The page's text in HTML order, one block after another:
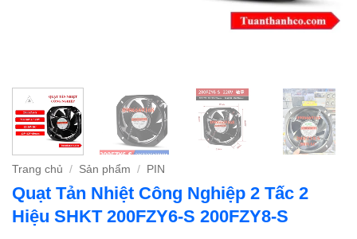
Trang chủ / Sản phẩm / PIN
Quạt Tản Nhiệt Công Nghiệp 2 Tấc 2
Hiệu SHKT 200FZY6-S 200FZY8-S